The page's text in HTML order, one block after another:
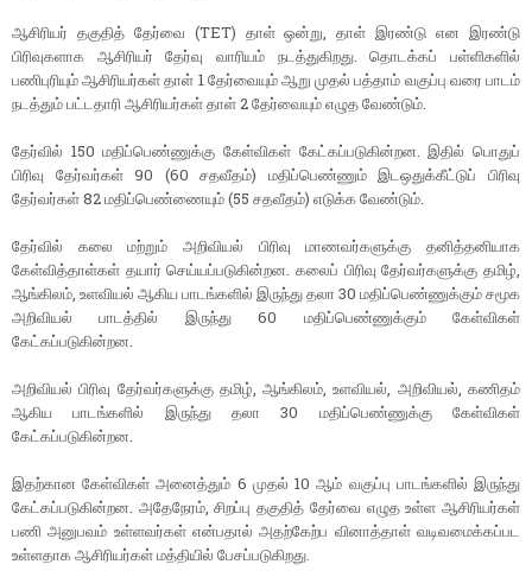
ஆசிரியர் தகுதித் தேர்வை (TET) தாள் ஒன்று, தாள் இரண்டு என இரண்டு
பிரிவுகளாக ஆசிரியர் தேர்வு வாரியம் நடத்துகிறது. தொடக்கப் பள்ளிகளில்
பணிபுரியும் ஆசிரியர்கள் தாள் 1 தேர்வையும் ஆறு முதல் பத்தாம் வகுப்பு வரை பாடம்
நடத்தும் பட்டதாரி ஆசிரியர்கள் தாள் 2 தேர்வையும் எழுத வேண்டும்.
தேர்வில் 150 மதிப்பெண்ணுக்கு கேள்விகள் கேட்கப்படுகின்றன. இதில் பொதுப்
பிரிவு தேர்வர்கள் 90 (60 சதவீதம்) மதிப்பெண்ணும் இடஒதுக்கீட்டுப் பிரிவு
தேர்வர்கள் 82 மதிப்பெண்ணையும் (55 சதவீதம்) எடுக்க வேண்டும்.
தேர்வில் கலை மற்றும் அறிவியல் பிரிவு மாணவர்களுக்கு தனித்தனியாக
கேள்வித்தாள்கள் தயார் செய்யப்படுகின்றன. கலைப் பிரிவு தேர்வர்களுக்கு தமிழ்,
ஆங்கிலம், உளவியல் ஆகிய பாடங்களில் இருந்து தலா 30 மதிப்பெண்ணுக்கும் சமூக
அறிவியல் பாடத்தில் இருந்து 60 மதிப்பெண்ணுக்கும் கேள்விகள்
கேட்கப்படுகின்றன.
அறிவியல் பிரிவு தேர்வர்களுக்கு தமிழ், ஆங்கிலம், உளவியல், அறிவியல், கணிதம்
ஆகிய பாடங்களில் இருந்து தலா 30 மதிப்பெண்ணுக்கு கேள்விகள்
கேட்கப்படுகின்றன.
இதற்கான கேள்விகள் அனைத்தும் 6 முதல் 10 ஆம் வகுப்பு பாடங்களில் இருந்து
கேட்கப்படுகின்றன. அதேநேரம், சிறப்பு தகுதித் தேர்வை எழுத உள்ள ஆசிரியர்கள்
பணி அனுபவம் உள்ளவர்கள் என்பதால் அதற்கேற்ப வினாத்தாள் வடிவமைக்கப்பட
உள்ளதாக ஆசிரியர்கள் மத்தியில் பேசப்படுகிறது.